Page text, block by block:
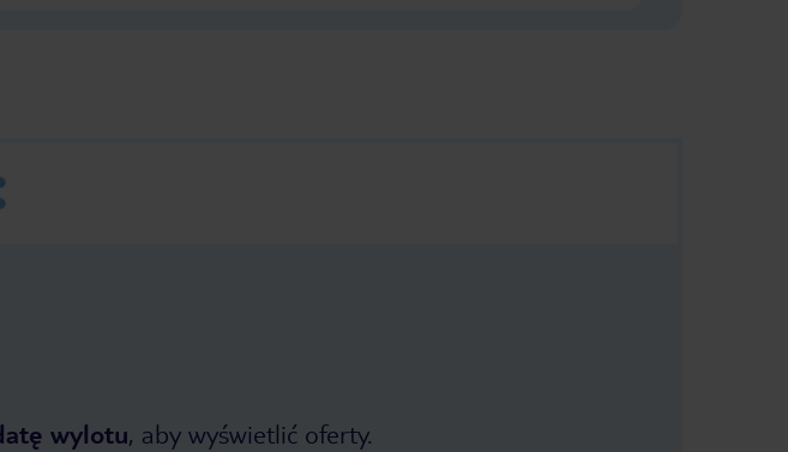
wylotu, aby wyświetlić oferty.